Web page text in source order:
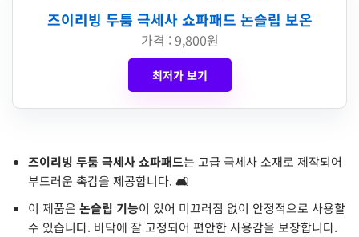
즈이리빙 두툼 극세사 쇼파패드 논슬립 보온
가격 : 9,800원
최저가 보기
즈이리빙 두툼 극세사 쇼파패드는 고급 극세사 소재로 제작되어
부드러운 촉감을 제공합니다. 🛋️
이 제품은 논슬립 기능이 있어 미끄러짐 없이 안정적으로 사용할
수 있습니다. 바닥에 잘 고정되어 편안한 사용감을 보장합니다.